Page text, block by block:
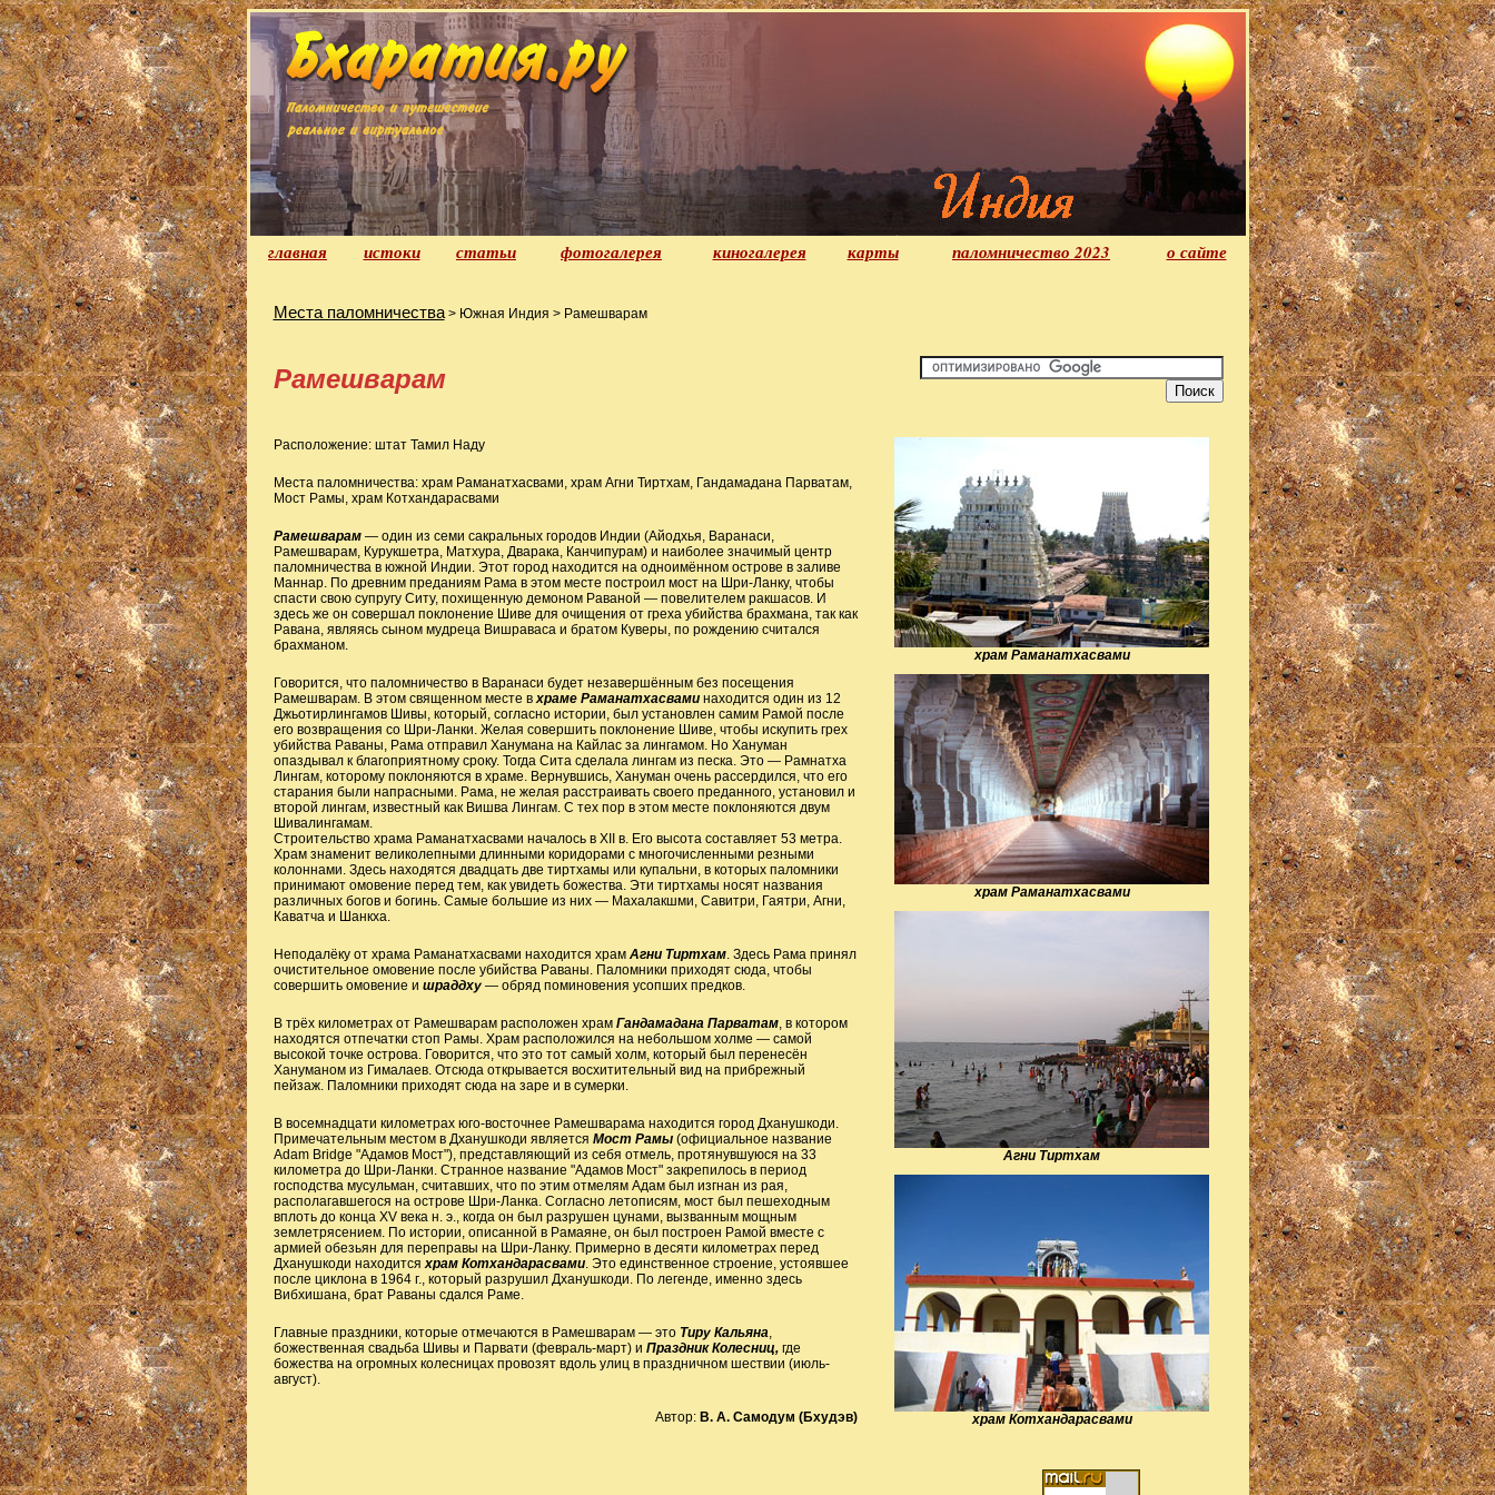
главная истоки статьи фотогалерея киногалерея карты паломничество 2023 о сайте
Места паломничества> Южная Индия > Рамешварам
Рамешварам
Расположение: штат Тамил Наду
Места паломничества: храм Раманатхасвами, храм Агни Тиртхам, Гандамадана Парватам,
Мост Рамы, храм Котхандарасвами
Рамешварам— один из семи сакральных городов Индии (Айодхья, Варанаси,
Рамешварам, Курукшетра, Матхура, Дварака, Канчипурам) и наиболее значимый центр
паломничества в южной Индии. Этот город находится на одноимённом острове в заливе
Маннар. По древним преданиям Рама в этом месте построил мост на Шри-Ланку, чтобы
спасти свою супругу Ситу, похищенную демоном Раваной — повелителем ракшасов. И
здесь же он совершал поклонение Шиве для очищения от греха убийства брахмана, так как
Равана, являясь сыном мудреца Вишраваса и братом Куверы, по рождению считался
брахманом.
Говорится, что паломничество в Варанаси будет незавершённым без посещения
Рамешварам. В этом священном месте вхраме Раманатхасваминаходится один из 12
Джьотирлингамов Шивы, который, согласно истории, был установлен самим Рамой после
его возвращения со Шри-Ланки. Желая совершить поклонение Шиве, чтобы искупить грех
убийства Раваны, Рама отправил Ханумана на Кайлас за лингамом. Но Хануман
опаздывал к благоприятному сроку. Тогда Сита сделала лингам из песка. Это — Рамнатха
Лингам, которому поклоняются в храме. Вернувшись, Хануман очень рассердился, что его
старания были напрасными. Рама, не желая расстраивать своего преданного, установил и
второй лингам, известный как Вишва Лингам. С тех пор в этом месте поклоняются двум
Шивалингамам.
Строительство храма Раманатхасвами началось в XII в. Его высота составляет 53 метра.
Храм знаменит великолепными длинными коридорами с многочисленными резными
колоннами. Здесь находятся двадцать две тиртхамы или купальни, в которых паломники
принимают омовение перед тем, как увидеть божества. Эти тиртхамы носят названия
различных богов и богинь. Самые большие из них — Махалакшми, Савитри, Гаятри, Агни,
Каватча и Шанкха.
Неподалёку от храма Раманатхасвами находится храм Агни Тиртхам. Здесь Рама принял
очистительное омовение после убийства Раваны. Паломники приходят сюда, чтобы
совершить омовение и шраддху — обряд поминовения усопших предков.
В трёх километрах от Рамешварам расположен храм Гандамадана Парватам, в котором
находятся отпечатки стоп Рамы. Храм расположился на небольшом холме — самой
высокой точке острова. Говорится, что это тот самый холм, который был перенесён
Хануманом из Гималаев. Отсюда открывается восхитительный вид на прибрежный
пейзаж. Паломники приходят сюда на заре и в сумерки.
В восемнадцати километрах юго-восточнее Рамешварама находится город Дханушкоди.
Примечательным местом в Дханушкоди является Мост Рамы(официальное название
Adam Bridge "Адамов Мост"), представляющий из себя отмель, протянувшуюся на 33
километра до Шри-Ланки. Странное название "Адамов Мост" закрепилось в период
господства мусульман, считавших, что по этим отмелям Адам был изгнан из рая,
располагавшегося на острове Шри-Ланка. Согласно летописям, мост был пешеходным
вплоть до конца XV века н. э., когда он был разрушен цунами, вызванным мощным
землетрясением. По истории, описанной в Рамаяне, он был построен Рамой вместе с
армией обезьян для переправы на Шри-Ланку. Примерно в десяти километрах перед
Дханушкоди находитсяхрам Котхандарасвами. Это единственное строение, устоявшее
после циклона в 1964 г., который разрушил Дханушкоди. По легенде, именно здесь
Вибхишана, брат Раваны сдался Раме.
Главные праздники, которые отмечаются в Рамешварам — этоТиру Кальяна,
божественная свадьба Шивы и Парвати (февраль-март) и Праздник Колесниц,где
божества на огромных колесницах провозят вдоль улиц в праздничном шествии (июль-
август).
Автор: В. А. Самодум (Бхудэв)
храм Раманатхасвами
храм Раманатхасвами
Агни Тиртхам
храм Котхандарасвами